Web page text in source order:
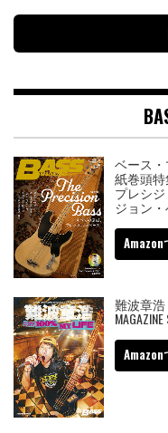
ベース・
紙巻頭特
プレシ
ジョン
難波章浩
MAGAZINE